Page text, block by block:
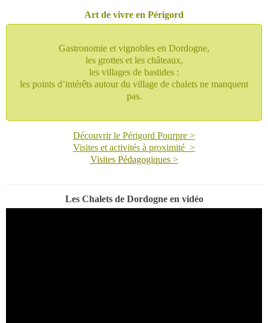
Art de vivre en Périgord
Gastronomie et vignobles en Dordogne,
les grottes et les châteaux,
les villages de bastides :
les points d’intérêts autour du village de chalets ne manquent
pas.
Découvrir le Périgord Pourpre >
Visites et activités à proximité >
Visites Pédagogiques >
Les Chalets de Dordogne en vidéo